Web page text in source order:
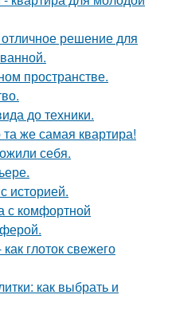
решение для
пространстве.
до техники.
же самая квартира!
себя.
историей.
с комфортной
глоток свежего
как выбрать и